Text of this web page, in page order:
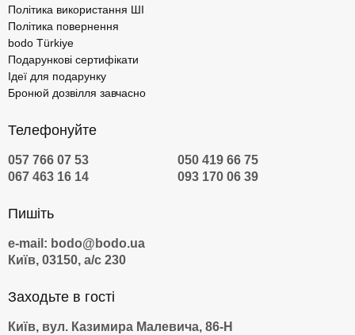
Політика використання ШІ
Політика повернення
bodo Türkiye
Подарункові сертифікати
Ідеї для подарунку
Бронюй дозвілля завчасно
Телефонуйте
057 766 07 53
050 419 66 75
067 463 16 14
093 170 06 39
Пишіть
e-mail: bodo@bodo.ua
Київ, 03150, а/с 230
Заходьте в гості
Київ, вул. Казимира Малевича, 86-Н